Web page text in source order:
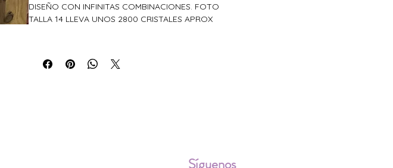
DISEÑO CON INFINITAS COMBINACIONES. FOTO
TALLA 14 LLEVA UNOS 2800 CRISTALES APROX